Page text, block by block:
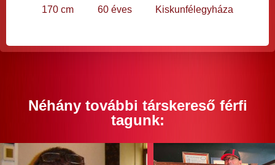
170 cm 60 éves Kiskunfélegyháza
Néhány további társkereső férfi
tagunk: